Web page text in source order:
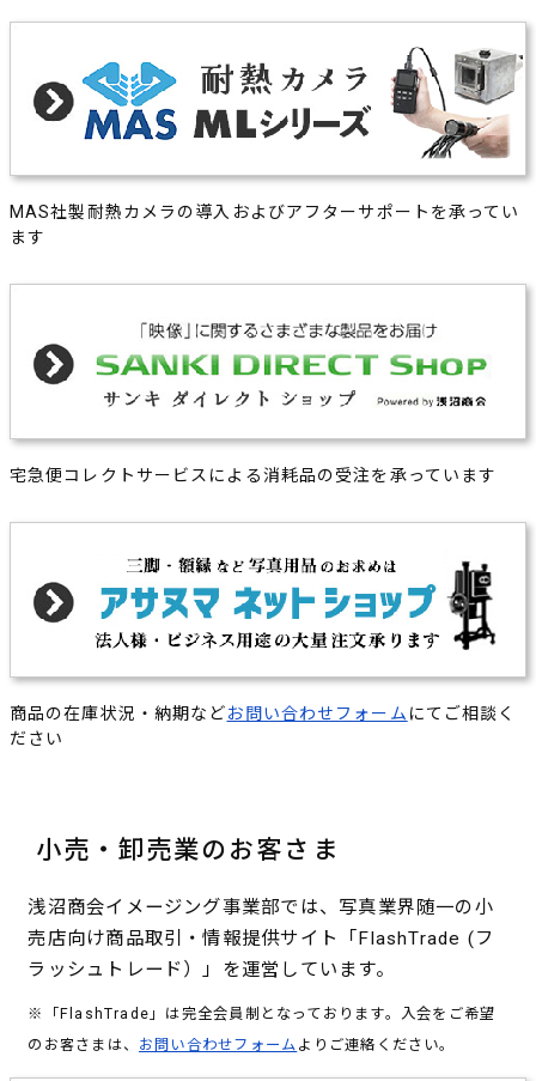
MAS社製耐熱カメラの導入およびアフターサポートを承ってい
ます
宅急便コレクトサービスによる消耗品の受注を承っています
商品の在庫状況・納期などお問い合わせフォーム にてご相談く
ださい
小売・卸売業のお客さま
浅沼商会イメージング事業部では、写真業界随一の小
売店向け商品取引・情報提供サイト「FlashTrade (フ
ラッシュトレード）」を運営しています。
※「FlashTrade」は完全会員制となっております。入会をご希望
のお客さまは、 お問い合わせフォーム よりご連絡ください。